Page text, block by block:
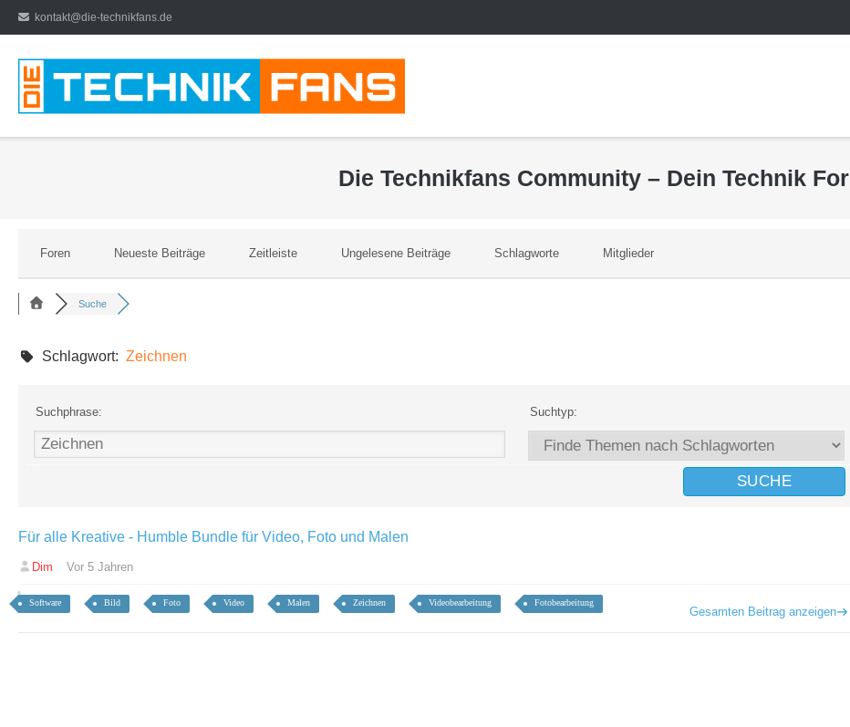
Direkt
zum
Inhalt
kontakt@die-technikfans.de
Die Technikfans Community – Dein Technik
Foren Neueste Beiträge Zeitleiste Ungelesene Beiträge Schlagworte Mitglieder
Suche
Schlagwort: Zeichnen
Suchphrase: Suchtyp:
Für alle Kreative - Humble Bundle für Video, Foto und Malen
Dim Vor 5 Jahren
Software Bild Foto Video Malen Zeichnen Videobearbeitung Fotobearbeitung
Gesamten Beitrag anzeigen